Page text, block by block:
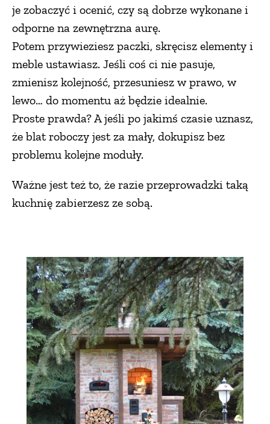
je zobaczyć i ocenić, czy są dobrze wykonane i
odporne na zewnętrzna aurę.
Potem przywieziesz paczki, skręcisz elementy i
meble ustawiasz. Jeśli coś ci nie pasuje,
zmienisz kolejność, przesuniesz w prawo, w
lewo… do momentu aż będzie idealnie.
Proste prawda? A jeśli po jakimś czasie uznasz,
że blat roboczy jest za mały, dokupisz bez
problemu kolejne moduły.
Ważne jest też to, że razie przeprowadzki taką
kuchnię zabierzesz ze sobą.